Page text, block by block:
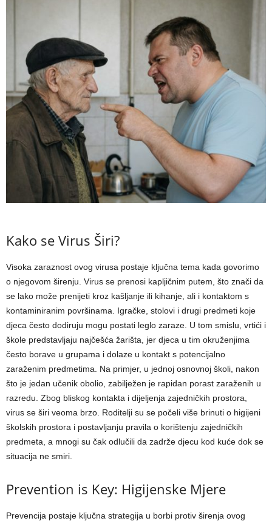
Kako se Virus Širi?
Visoka zaraznost ovog virusa postaje ključna tema kada govorimo
o njegovom širenju. Virus se prenosi kapljičnim putem, što znači da
se lako može prenijeti kroz kašljanje ili kihanje, ali i kontaktom s
kontaminiranim površinama. Igračke, stolovi i drugi predmeti koje
djeca često dodiruju mogu postati leglo zaraze. U tom smislu, vrtići i
škole predstavljaju najčešća žarišta, jer djeca u tim okruženjima
često borave u grupama i dolaze u kontakt s potencijalno
zaraženim predmetima. Na primjer, u jednoj osnovnoj školi, nakon
što je jedan učenik obolio, zabilježen je rapidan porast zaraženih u
razredu. Zbog bliskog kontakta i dijeljenja zajedničkih prostora,
virus se širi veoma brzo. Roditelji su se počeli više brinuti o higijeni
školskih prostora i postavljanju pravila o korištenju zajedničkih
predmeta, a mnogi su čak odlučili da zadrže djecu kod kuće dok se
situacija ne smiri.
Prevention is Key: Higijenske Mjere
Prevencija postaje ključna strategija u borbi protiv širenja ovog